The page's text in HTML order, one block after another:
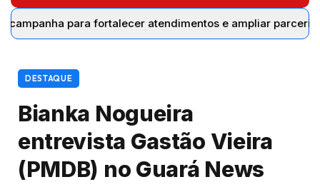
para fortalecer atendimentos e ampliar parcerias com
DESTAQUE
Bianka Nogueira
entrevista Gastão Vieira
(PMDB) no Guará News